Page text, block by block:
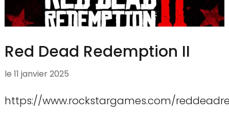
Red Dead Redemption II
le 11 janvier 2025
https://www.rockstargames.com/